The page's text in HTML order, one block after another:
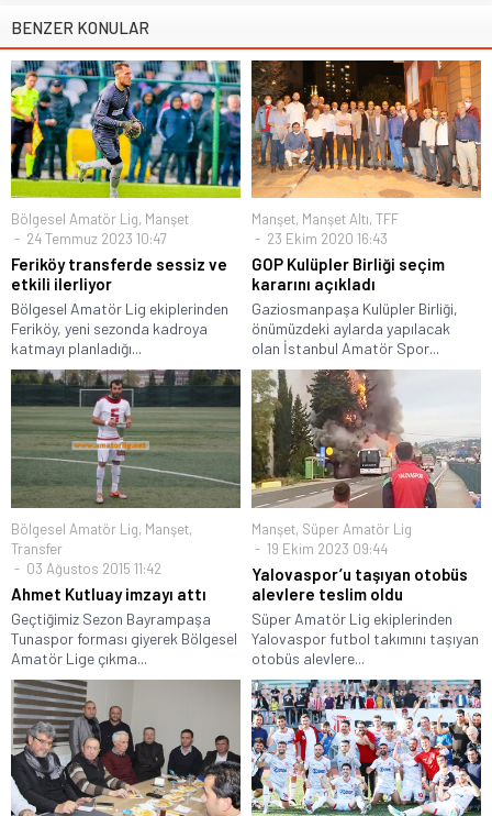
BENZER KONULAR
Bölgesel Amatör Lig, Manşet
24 Temmuz 2023 10:47
Feriköy transferde sessiz ve
etkili ilerliyor
Bölgesel Amatör Lig ekiplerinden
Feriköy, yeni sezonda kadroya
katmayı planladığı...
Manşet, Manşet Altı, TFF
23 Ekim 2020 16:43
GOP Kulüpler Birliği seçim
kararını açıkladı
Gaziosmanpaşa Kulüpler Birliği,
önümüzdeki aylarda yapılacak
olan İstanbul Amatör Spor...
Bölgesel Amatör Lig, Manşet,
Transfer
03 Ağustos 2015 11:42
Ahmet Kutluay imzayı attı
Geçtiğimiz Sezon Bayrampaşa
Tunaspor forması giyerek Bölgesel
Amatör Lige çıkma...
Manşet, Süper Amatör Lig
19 Ekim 2023 09:44
Yalovaspor’u taşıyan otobüs
alevlere teslim oldu
Süper Amatör Lig ekiplerinden
Yalovaspor futbol takımını taşıyan
otobüs alevlere...